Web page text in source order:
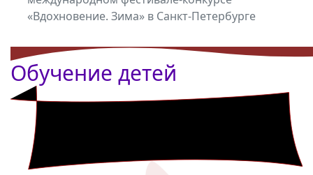
«Вдохновение. Зима» в Санкт-Петербурге
Обучение детей